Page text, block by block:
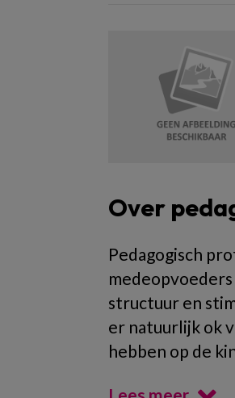
Over
Pedagogisch
structuur en
er natuurlijk ok
hebben op de